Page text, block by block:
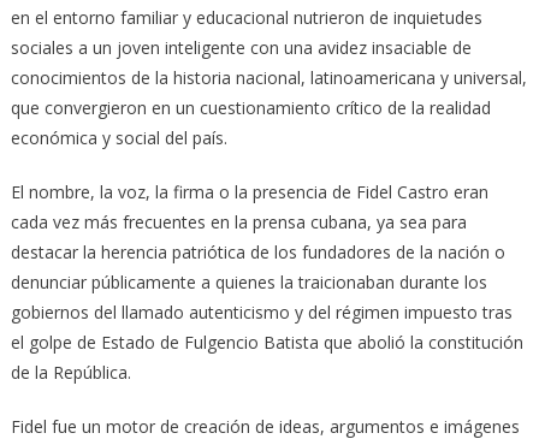
en el entorno familiar y educacional nutrieron de inquietudes
sociales a un joven inteligente con una avidez insaciable de
conocimientos de la historia nacional, latinoamericana y universal,
que convergieron en un cuestionamiento crítico de la realidad
económica y social del país.
El nombre, la voz, la firma o la presencia de Fidel Castro eran
cada vez más frecuentes en la prensa cubana, ya sea para
destacar la herencia patriótica de los fundadores de la nación o
denunciar públicamente a quienes la traicionaban durante los
gobiernos del llamado autenticismo y del régimen impuesto tras
el golpe de Estado de Fulgencio Batista que abolió la constitución
de la República.
Fidel fue un motor de creación de ideas, argumentos e imágenes